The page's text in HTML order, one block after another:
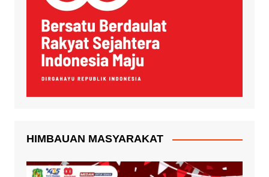
HIMBAUAN MASYARAKAT